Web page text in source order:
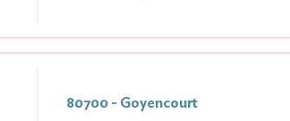
80700 - Goyencourt